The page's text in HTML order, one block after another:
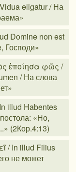
eligatur / На
Domine non est
Господи»
ἐποίησα φῶς /
/ На слова
illud Habentes
«Но,
(2Кор.4:13)
/ In illud Filius
не может